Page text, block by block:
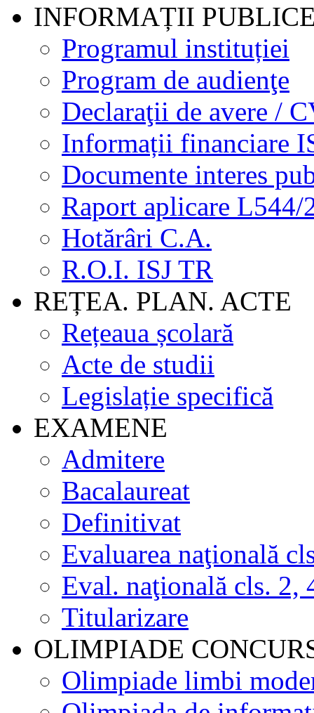
INFORMAȚII
Programul instituției
Program de audienţe
Declaraţii de avere /
Informații financiare
Documente interes
Raport aplicare L544/
Hotărâri C.A.
R.O.I. ISJ TR
REȚEA. PLAN. ACTE
Rețeaua școlară
Acte de studii
Legislație specifică
EXAMENE
Admitere
Bacalaureat
Definitivat
Evaluarea naţională
Eval. naţională cls. 2,
Titularizare
OLIMPIADE
Olimpiade limbi